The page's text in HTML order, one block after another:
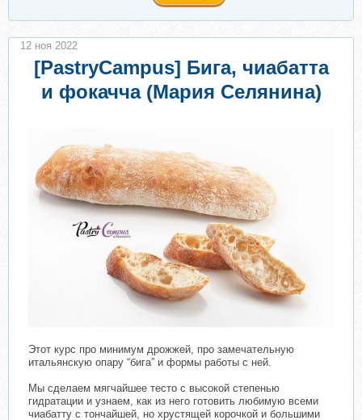
[PastryCampus] Бига, чиабатта
и фокачча (Мария Селянина)
Этот курс про минимум дрожжей, про замечательную
итальянскую опару “бига” и формы работы с ней.
Мы сделаем мягчайшее тесто с высокой степенью
гидратации и узнаем, как из него готовить любимую всеми
чиабатту с тончайшей, но хрустящей корочкой и большими
12 ноя 2022